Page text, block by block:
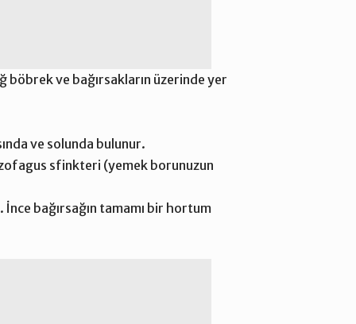
böbrek ve bağırsakların üzerinde yer
ve solunda bulunur.
sfinkteri (yemek borunuzun
bağırsağın tamamı bir hortum